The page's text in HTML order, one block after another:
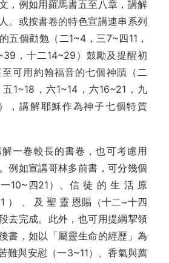
，例如用羅馬書五至八章，講解
。或按書卷的特色宣講連串系列
五個勸勉（二1~4，三7~四11，
，十二14~29）鼓勵及提醒初
可用約翰福音的七個神蹟（二
1~18，六1~14，六16~21，九
，講解耶穌作為神子七個特質
一卷較長的書卷，也可考慮用
例如宣講哥林多前書，可分幾個
10~四21）、信 徒 的 生 活 原
） 、 及 聖 靈 恩賜（十二~十四
去完成。此外，也可用提綱挈領
書，如以「屬靈生命的經歷」為
難與安慰（一3~11）、香氣與薦